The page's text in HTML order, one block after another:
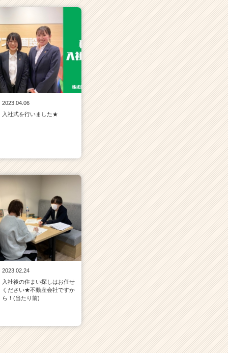
2023.04.06
入社式を行いました★
2023.02.24
入社後の住まい探しはお任せ
ください★不動産会社ですか
ら！(当たり前)